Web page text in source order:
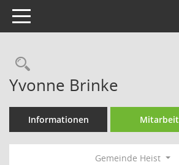
Toggle navigation
Rechercheauswahl
Yvonne Brinke
Informationen Mitarbeit
Gemeinde Heist